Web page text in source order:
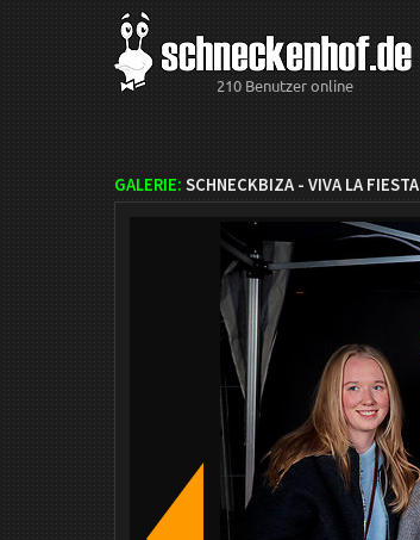
210 Benutzer online
GALERIE: SCHNECKBIZA - VIVA LA